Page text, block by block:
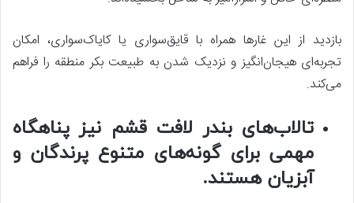
بازدید از این غارها همراه با قایق‌سواری یا کایاک‌سواری، امکان
تجربه‌ای هیجان‌انگیز و نزدیک شدن به طبیعت بکر منطقه را فراهم
می‌کند.
تالاب‌های بندر لافت قشم نیز پناهگاه
مهمی برای گونه‌های متنوع پرندگان و
آبزیان هستند.